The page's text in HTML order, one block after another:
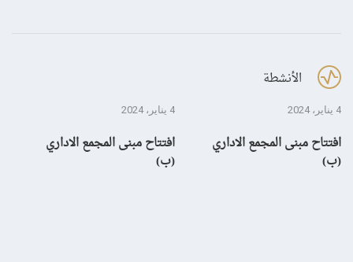
الأنشطة
4 يناير، 2024
افتتاح مبنى المجمع الاداري
(ب)
4 يناير، 2024
افتتاح مبنى المجمع الاداري
(ب)